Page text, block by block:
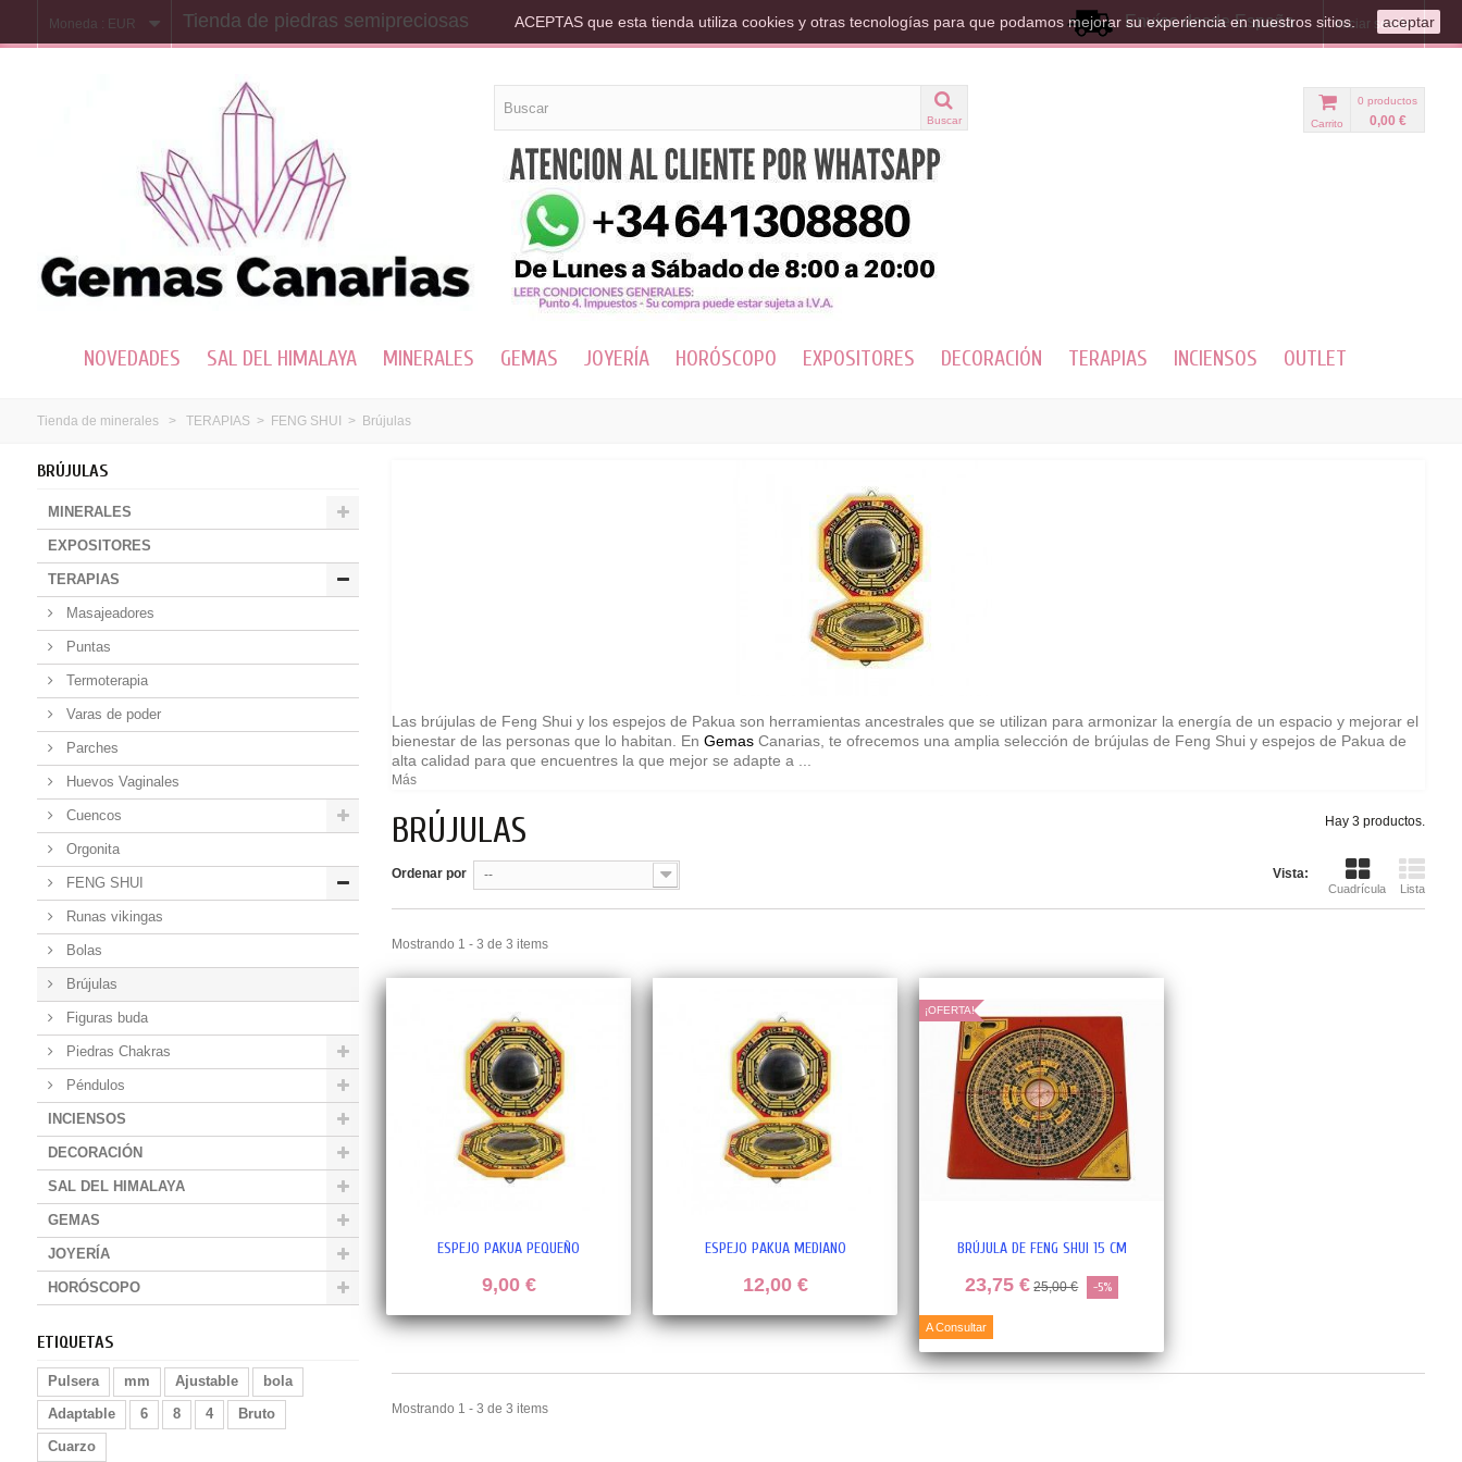
ACEPTAS que esta tienda utiliza cookies y otras tecnologías para que podamos mejorar su experiencia en nuestros sitios. aceptar
Moneda : EUR Iniciar sesión
Tienda de piedras semipreciosas Envíos desde España
Buscar
0 productos
0,00 €
Carrito
NOVEDADES SAL DEL HIMALAYA MINERALES GEMAS JOYERÍA HORÓSCOPO EXPOSITORES DECORACIÓN TERAPIAS INCIENSOS OUTLET
Tienda de minerales > TERAPIAS > FENG SHUI > Brújulas
BRÚJULAS
MINERALES
EXPOSITORES
TERAPIAS
Masajeadores
Puntas
Termoterapia
Varas de poder
Parches
Huevos Vaginales
Cuencos
Orgonita
FENG SHUI
Runas vikingas
Bolas
Brújulas
Figuras buda
Piedras Chakras
Péndulos
INCIENSOS
DECORACIÓN
SAL DEL HIMALAYA
GEMAS
JOYERÍA
HORÓSCOPO
ETIQUETAS
Pulsera mm Ajustable
bola
Adaptable
6 8 4
Bruto
Cuarzo
Las brújulas de Feng Shui y los espejos de Pakua son herramientas ancestrales que se utilizan para armonizar la energía de un espacio y mejorar el
bienestar de las personas que lo habitan. EnGemas Canarias, te ofrecemos una amplia selección de brújulas de Feng Shui y espejos de Pakua de
alta calidad para que encuentres la que mejor se adapte a ...
Más
Hay 3 productos.
BRÚJULAS
Vista:
Cuadrícula Lista
Ordenar por --
Mostrando 1 - 3 de 3 items
ESPEJO PAKUA PEQUEÑO
9,00 €
ESPEJO PAKUA MEDIANO
12,00 €
¡OFERTA!
BRÚJULA DE FENG SHUI 15 CM
23,75 € 25,00 € -5%
A Consultar
Mostrando 1 - 3 de 3 items